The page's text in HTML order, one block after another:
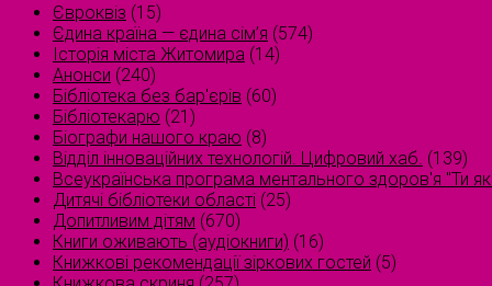
Євроквіз (15)
Єдина країна — єдина сім’я (574)
Історія міста Житомира (14)
Анонси (240)
Бібліотека без бар'єрів (60)
Бібліотекарю (21)
Біографи нашого краю (8)
Відділ інноваційних технологій. Цифровий хаб. (139)
Всеукраїнська програма ментального здоров'я "Ти
Дитячі бібліотеки області (25)
Допитливим дітям (670)
Книги оживають (аудіокниги) (16)
Книжкові рекомендації зіркових гостей (5)